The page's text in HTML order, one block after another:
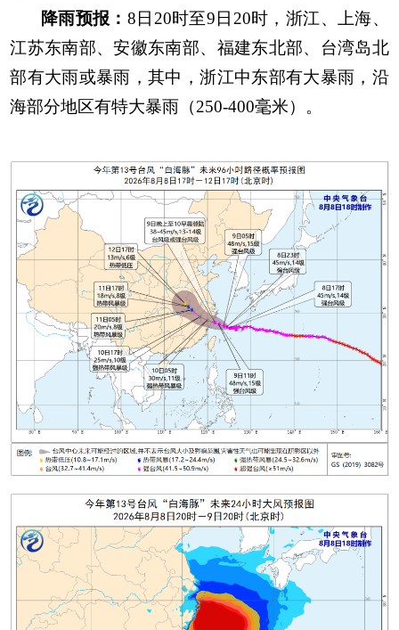
降雨预报： 8 日 20时至9 日 20时，浙江、上海、
江苏东南部、安徽东南部、福建东北部、台湾岛北
部有大雨或暴雨，其中，浙江中东部有大暴雨，沿
海部分地区有特大暴雨（250-400毫米）。